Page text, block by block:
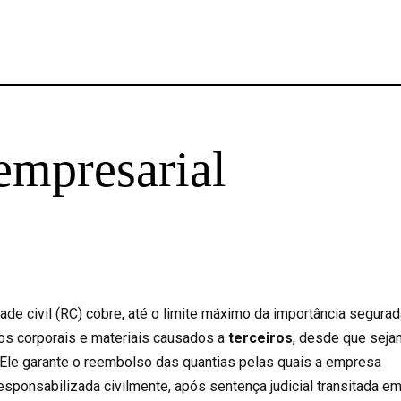
civil (RC) cobre, até o limite máximo da importância
corporais e materiais causados aterceiros, desde que
garante o reembolso das quantias pelas quais a empresa
civilmente, após sentença judicial transitada